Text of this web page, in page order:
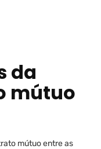
da
mútuo
mútuo entre as